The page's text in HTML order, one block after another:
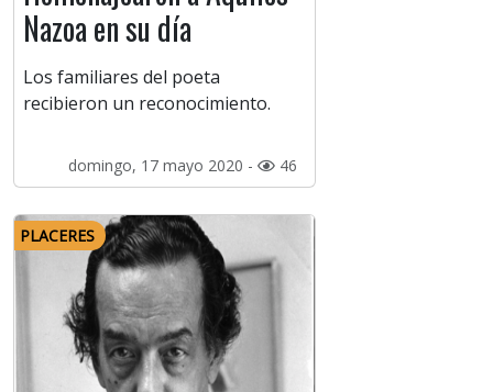
Nazoa en su día
Los familiares del poeta
recibieron un reconocimiento.
domingo, 17 mayo 2020 - 46
PLACERES